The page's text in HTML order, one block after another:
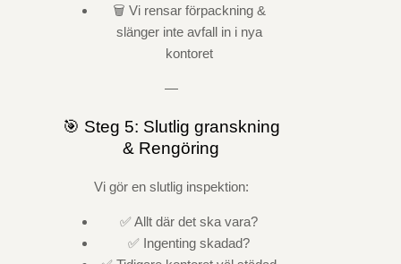
🗑️ Vi rensar förpackning &
slänger inte avfall in i nya
kontoret
—
🎯 Steg 5: Slutlig granskning
& Rengöring
Vi gör en slutlig inspektion:
✅ Allt där det ska vara?
✅ Ingenting skadad?